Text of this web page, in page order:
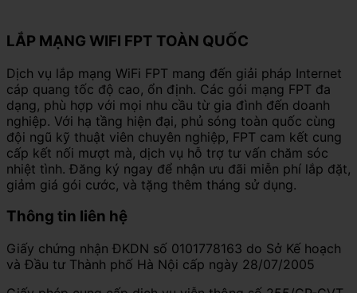
LẮP MẠNG WIFI FPT TOÀN QUỐC
Dịch vụ lắp mạng WiFi FPT mang đến giải pháp Internet
cáp quang tốc độ cao, ổn định. Các gói mạng FPT đa
dạng, phù hợp với mọi nhu cầu từ gia đình đến doanh
nghiệp. Với hạ tầng hiện đại, phủ sóng toàn quốc cùng
đội ngũ kỹ thuật viên chuyên nghiệp, FPT cam kết cung
cấp kết nối mượt mà, dịch vụ hỗ trợ tư vấn chăm sóc
nhiệt tình. Đăng ký ngay để nhận ưu đãi miễn phí lắp đặt,
giảm giá gói cước, và tặng thêm tháng sử dụng.
Thông tin liên hệ
Giấy chứng nhận ĐKDN số 0101778163 do Sở Kế hoạch
và Đầu tư Thành phố Hà Nội cấp ngày 28/07/2005